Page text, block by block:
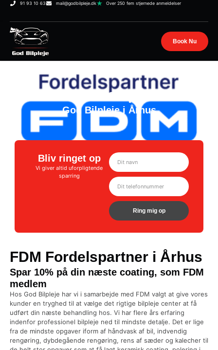
91 93 10 63 mail@godbilpleje.dk Over 250 fem stjernede anmeldelser
Book Nu
FDM Fordelspartner
God Bilpleje i Århus
Bliv ringet op
Vi giver altid uforpligtende
sparring
Ring mig op
FDM Fordelspartner i Århus
Spar 10% på din næste coating, som FDM
medlem
Hos God Bilpleje har vi i samarbejde med FDM valgt at give vores
kunder en tryghed til at vælge det rigtige bilpleje center at få
udført din næste behandling hos. Vi har flere års erfaring
indenfor professionel bilpleje ned til mindste detalje. Det er lige
fra de mindste opgaver iform af håndvask af bil, indvendig
rengøring, dybdegående rengøring, rens af sæder og kalecher til